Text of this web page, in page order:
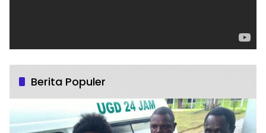
Berita Populer